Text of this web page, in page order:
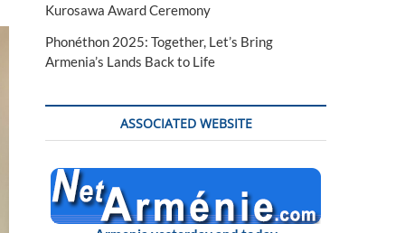
Kurosawa Award Ceremony
Phonéthon 2025: Together, Let’s Bring
Armenia’s Lands Back to Life
ASSOCIATED WEBSITE